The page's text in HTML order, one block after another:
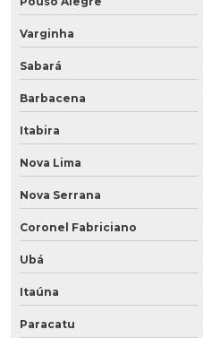
Varginha
Sabará
Barbacena
Itabira
Nova Lima
Nova Serrana
Coronel Fabriciano
Ubá
Itaúna
Paracatu